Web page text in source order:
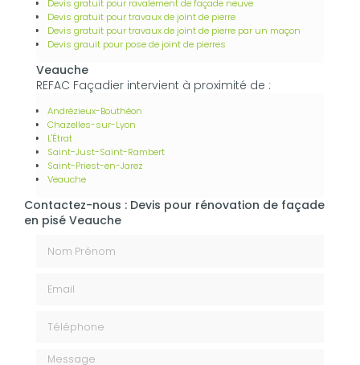
Devis gratuit pour ravalement de façade neuve
Devis gratuit pour travaux de joint de pierre
Devis gratuit pour travaux de joint de pierre par un maçon
Devis grauit pour pose de joint de pierres
Veauche
REFAC Façadier intervient à proximité de :
Andrézieux-Bouthéon
Chazelles-sur-Lyon
L'Étrat
Saint-Just-Saint-Rambert
Saint-Priest-en-Jarez
Veauche
Contactez-nous : Devis pour rénovation de façade
en pisé Veauche
Message